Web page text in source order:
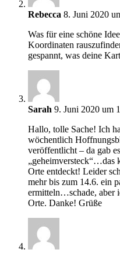
Rebecca 8. Juni 2020
Was für eine schöne
Koordinaten
gespannt, was deine
Sarah 9. Juni 2020 um
Hallo, tolle Sache! Ich
wöchentlich
veröffentlicht – da gab
„geheimversteck“…das
Orte entdeckt! Leider
mehr bis zum 14.6. ein
ermitteln…schade, aber
Orte. Danke! Grüße